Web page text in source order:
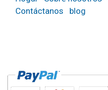
Contáctanos
blog